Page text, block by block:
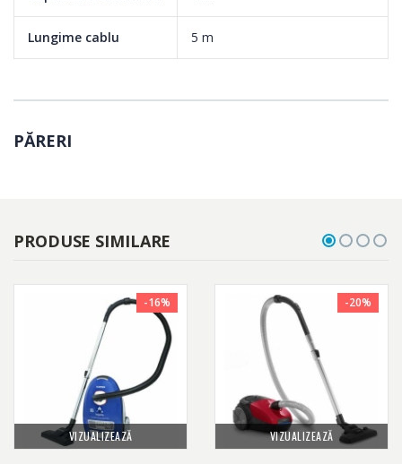
Lungime cablu 5 m
PĂRERI
PRODUSE SIMILARE
VIZUALIZEAZĂ
-16%
VIZUALIZEAZĂ
-20%